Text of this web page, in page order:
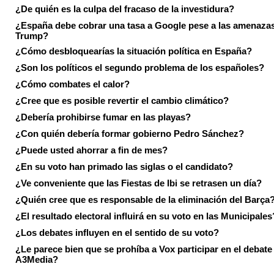
¿De quién es la culpa del fracaso de la investidura?
¿España debe cobrar una tasa a Google pese a las
Trump?
¿Cómo desbloquearías la situación política en España?
¿Son los políticos el segundo problema de los españoles?
¿Cómo combates el calor?
¿Cree que es posible revertir el cambio climático?
¿Debería prohibirse fumar en las playas?
¿Con quién debería formar gobierno Pedro Sánchez?
¿Puede usted ahorrar a fin de mes?
¿En su voto han primado las siglas o el candidato?
¿Ve conveniente que las Fiestas de Ibi se retrasen un día?
¿Quién cree que es responsable de la eliminación del
¿El resultado electoral influirá en su voto en las
¿Los debates influyen en el sentido de su voto?
¿Le parece bien que se prohíba a Vox participar en el debate
A3Media?